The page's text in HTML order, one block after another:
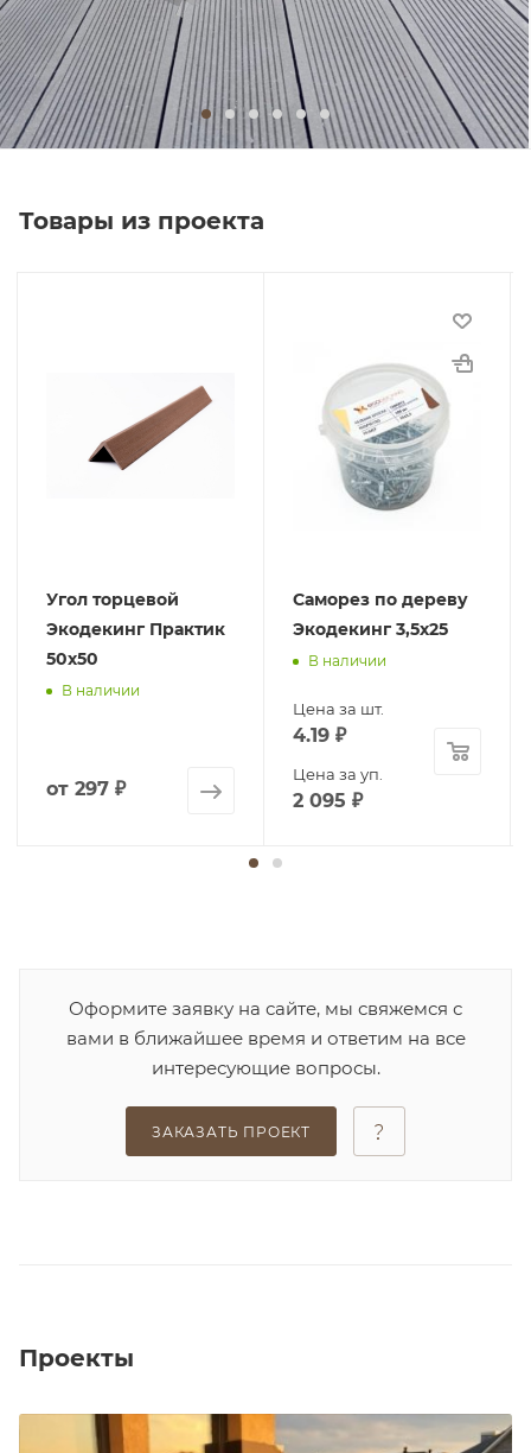
Товары из проекта
Угол торцевой
Экодекинг Практик
50х50
В наличии
от 297 ₽
Саморез по дереву
Экодекинг 3,5х25
В наличии
Цена за шт.
4.19 ₽
Цена за уп.
2 095 ₽
Оформите заявку на сайте, мы свяжемся с
вами в ближайшее время и ответим на все
интересующие вопросы.
ЗАКАЗАТЬ ПРОЕКТ
Проекты